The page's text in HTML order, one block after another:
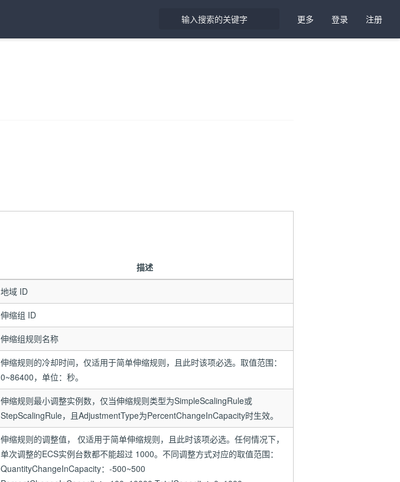
更多 登录 注册
描述
地域 ID
伸缩组 ID
伸缩组规则名称
伸缩规则的冷却时间，仅适用于简单伸缩规则，且此时该项必选。取值范围：
0~86400，单位：秒。
伸缩规则最小调整实例数，仅当伸缩规则类型为SimpleScalingRule或
StepScalingRule，且AdjustmentType为PercentChangeInCapacity时生效。
伸缩规则的调整值， 仅适用于简单伸缩规则，且此时该项必选。任何情况下，
单次调整的ECS实例台数都不能超过 1000。不同调整方式对应的取值范围：
QuantityChangeInCapacity：-500~500